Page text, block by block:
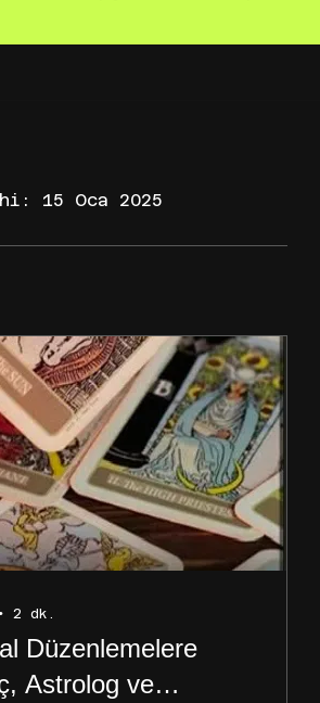
15 Oca 2025
2 dk.
Düzenlemelere
Astrolog ve